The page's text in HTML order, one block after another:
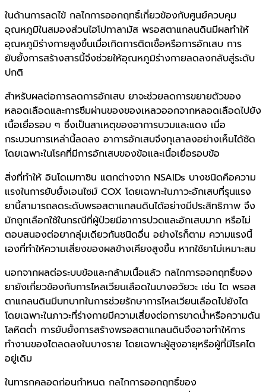
ในด้านการลดไข้ กลไกการออกฤทธิ์เกี่ยวข้องกับศูนย์ควบคุม
อุณหภูมิในสมองส่วนไฮโปทาลามัส พรอสตาแกลนดินมีผลทำให้
อุณหภูมิร่างกายสูงขึ้นเมื่อเกิดการติดเชื้อหรือการอักเสบ การ
ยับยั้งการสร้างสารนี้จึงช่วยให้อุณหภูมิร่างกายลดลงกลับสู่ระดับ
ปกติ
สำหรับผลต่อการลดการอักเสบ ยาจะช่วยลดการขยายตัวของ
หลอดเลือดและการซึมผ่านของของเหลวออกจากหลอดเลือดไปยัง
เนื้อเยื่อรอบ ๆ ซึ่งเป็นสาเหตุของอาการบวมและแดง เมื่อ
กระบวนการเหล่านี้ลดลง อาการอักเสบจึงทุเลาลงอย่างเห็นได้ชัด
โดยเฉพาะในโรคที่มีการอักเสบของข้อและเนื้อเยื่อรอบข้อ
สิ่งที่ทำให้ อินโดเมทาซิน แตกต่างจาก NSAIDs บางชนิดคือความ
แรงในการยับยั้งเอนไซม์ COX โดยเฉพาะในภาวะอักเสบที่รุนแรง
ยานี้สามารถลดระดับพรอสตาแกลนดินได้อย่างมีประสิทธิภาพ จึง
มักถูกเลือกใช้ในกรณีที่ผู้ป่วยมีอาการปวดและอักเสบมาก หรือไม่
ตอบสนองต่อยากลุ่มเดียวกันชนิดอื่น อย่างไรก็ตาม ความแรงนี้
เองที่ทำให้ความเสี่ยงของผลข้างเคียงสูงขึ้น หากใช้ยาไม่เหมาะสม
นอกจากผลต่อระบบข้อและกล้ามเนื้อแล้ว กลไกการออกฤทธิ์ของ
ยายังเกี่ยวข้องกับการไหลเวียนเลือดในบางอวัยวะ เช่น ไต พรอส
ตาแกลนดินมีบทบาทในการช่วยรักษาการไหลเวียนเลือดไปยังไต
โดยเฉพาะในภาวะที่ร่างกายมีความเสี่ยงต่อการขาดน้ำหรือความดัน
โลหิตต่ำ การยับยั้งการสร้างพรอสตาแกลนดินจึงอาจทำให้การ
ทำงานของไตลดลงในบางราย โดยเฉพาะผู้สูงอายุหรือผู้ที่มีโรคไต
อยู่เดิม
ในทารกคลอดก่อนกำหนด กลไกการออกฤทธิ์ของ